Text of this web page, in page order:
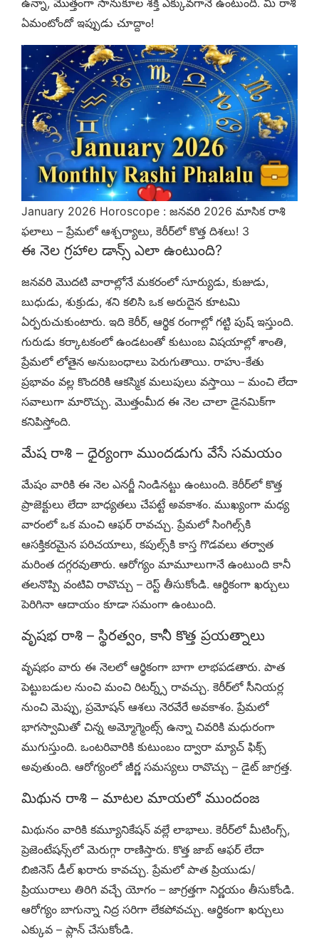
ఉన్నా, మొత్తంగా సానుకూల శక్తి ఎక్కువగానే ఉంటుంది. మీ రాశి
ఏమంటోందో ఇప్పుడు చూద్దాం!
January 2026 Horoscope : జనవరి 2026 మాసిక రాశి
ఫలాలు – ప్రేమలో ఆశ్చర్యాలు, కెరీర్‌లో కొత్త దిశలు! 3
ఈ నెల గ్రహాల డాన్స్ ఎలా ఉంటుంది?
జనవరి మొదటి వారాల్లోనే మకరంలో సూర్యుడు, కుజుడు,
బుధుడు, శుక్రుడు, శని కలిసి ఒక అరుదైన కూటమి
ఏర్పరుచుకుంటారు. ఇది కెరీర్, ఆర్థిక రంగాల్లో గట్టి పుష్ ఇస్తుంది.
గురుడు కర్కాటకంలో ఉండటంతో కుటుంబ విషయాల్లో శాంతి,
ప్రేమలో లోతైన అనుబంధాలు పెరుగుతాయి. రాహు-కేతు
ప్రభావం వల్ల కొందరికి ఆకస్మిక మలుపులు వస్తాయి – మంచి లేదా
సవాలుగా మారొచ్చు. మొత్తంమీద ఈ నెల చాలా డైనమిక్‌గా
కనిపిస్తోంది.
మేష రాశి – ధైర్యంగా ముందడుగు వేసే సమయం
మేషం వారికి ఈ నెల ఎనర్జీ నిండినట్టు ఉంటుంది. కెరీర్‌లో కొత్త
ప్రాజెక్టులు లేదా బాధ్యతలు చేపట్టే అవకాశం. ముఖ్యంగా మధ్య
వారంలో ఒక మంచి ఆఫర్ రావచ్చు. ప్రేమలో సింగిల్స్‌కి
ఆసక్తికరమైన పరిచయాలు, కపుల్స్‌కి కాస్త గొడవలు తర్వాత
మరింత దగ్గరవుతారు. ఆరోగ్యం మామూలుగానే ఉంటుంది కానీ
తలనొప్పి వంటివి రావొచ్చు – రెస్ట్ తీసుకోండి. ఆర్థికంగా ఖర్చులు
పెరిగినా ఆదాయం కూడా సమంగా ఉంటుంది.
వృషభ రాశి – స్థిరత్వం, కానీ కొత్త ప్రయత్నాలు
వృషభం వారు ఈ నెలలో ఆర్థికంగా బాగా లాభపడతారు. పాత
పెట్టుబడుల నుంచి మంచి రిటర్న్స్ రావచ్చు. కెరీర్‌లో సీనియర్ల
నుంచి మెప్పు, ప్రమోషన్ ఆశలు నెరవేరే అవకాశం. ప్రేమలో
భాగస్వామితో చిన్న అమ్మోగ్మెంట్స్ ఉన్నా చివరికి మధురంగా
ముగుస్తుంది. ఒంటరివారికి కుటుంబం ద్వారా మ్యాచ్ ఫిక్స్
అవుతుంది. ఆరోగ్యంలో జీర్ణ సమస్యలు రావొచ్చు – డైట్ జాగ్రత్త.
మిథున రాశి – మాటల మాయలో ముందంజ
మిథునం వారికి కమ్యూనికేషన్ వల్లే లాభాలు. కెరీర్‌లో మీటింగ్స్,
ప్రెజెంటేషన్స్‌లో మెరుగ్గా రాణిస్తారు. కొత్త జాబ్ ఆఫర్ లేదా
బిజినెస్ డీల్ ఖరారు కావచ్చు. ప్రేమలో పాత ప్రియుడు/
ప్రియురాలు తిరిగి వచ్చే యోగం – జాగ్రత్తగా నిర్ణయం తీసుకోండి.
ఆరోగ్యం బాగున్నా నిద్ర సరిగా లేకపోవచ్చు. ఆర్థికంగా ఖర్చులు
ఎక్కువ – ప్లాన్ చేసుకోండి.